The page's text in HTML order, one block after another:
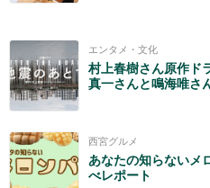
エンタメ・文化
村上春樹さん原作
真一さんと鳴海唯さ
西宮グルメ
あなたの知らないメ
べレポート